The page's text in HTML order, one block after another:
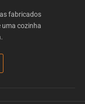
fabricados
cozinha